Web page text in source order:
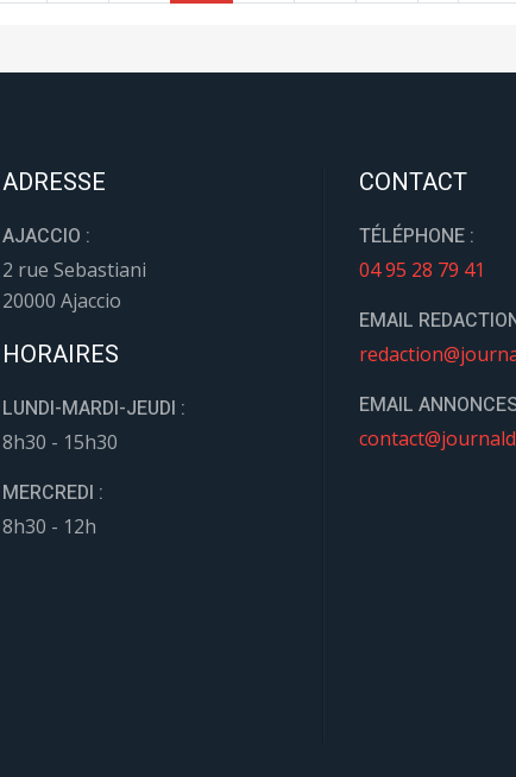
ADRESSE
AJACCIO :
2 rue Sebastiani
20000 Ajaccio
HORAIRES
LUNDI-MARDI-JEUDI :
8h30 - 15h30
MERCREDI :
8h30 - 12h
CONTACT
TÉLÉPHONE :
04 95 28 79 41
EMAIL
EMAIL